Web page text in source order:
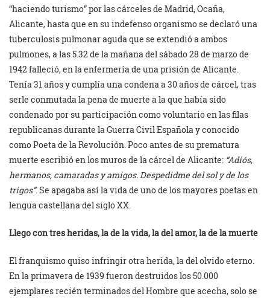
“haciendo turismo” por las cárceles de Madrid, Ocaña,
Alicante, hasta que en su indefenso organismo se declaró una
tuberculosis pulmonar aguda que se extendió a ambos
pulmones, a las 5.32 de la mañana del sábado 28 de marzo de
1942 falleció, en la enfermería de una prisión de Alicante.
Tenía 31 años y cumplía una condena a 30 años de cárcel, tras
serle conmutada la pena de muerte a la que había sido
condenado por su participación como voluntario en las filas
republicanas durante la Guerra Civil Española y conocido
como Poeta de la Revolución. Poco antes de su prematura
muerte escribió en los muros de la cárcel de Alicante: “Adiós,
hermanos, camaradas y amigos. Despedidme del sol y de los
trigos”. Se apagaba así la vida de uno de los mayores poetas en
lengua castellana del siglo XX.
Llego con tres heridas, la de la vida, la del amor, la de la muerte
El franquismo quiso infringir otra herida, la del olvido eterno.
En la primavera de 1939 fueron destruidos los 50.000
ejemplares recién terminados del Hombre que acecha, solo se